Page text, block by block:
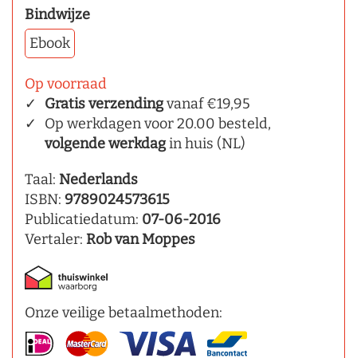
Bindwijze
Ebook
Op voorraad
Gratis verzendingvanaf €19,95
Op werkdagen voor 20.00 besteld,
volgende werkdagin huis (NL)
Taal: Nederlands
ISBN: 9789024573615
Publicatiedatum: 07-06-2016
Vertaler: Rob van Moppes
Onze veilige betaalmethoden: